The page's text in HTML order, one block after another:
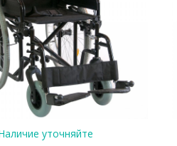
уточняйте